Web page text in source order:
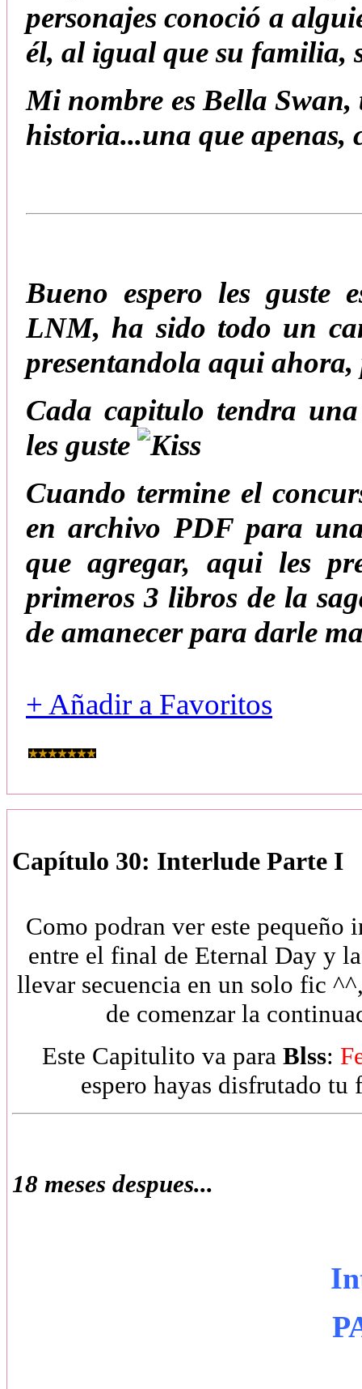
personajes conoció a
él, al igual que su familia,
Mi nombre es Bella Swan,
historia...una que apenas,
Bueno espero les guste
LNM, ha sido todo un
presentandola aqui
Cada capitulo tendra
les guste
Cuando termine el
en archivo PDF para
que agregar, aqui les
primeros 3 libros de la
de amanecer para darle
+ Añadir a Favoritos
Capítulo 30: Interlude Parte I
Como podran ver este pequeño
entre el final de Eternal Day y
llevar secuencia en un solo fic
de comenzar la
Este Capitulito va para Blss:
espero hayas disfrutado
18 meses despues...